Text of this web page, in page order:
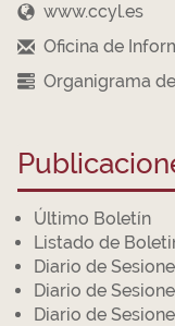
www.ccyl.es
Oficina de
Organigrama
Último Boletín
Listado de
Diario de
Diario de
Diario de